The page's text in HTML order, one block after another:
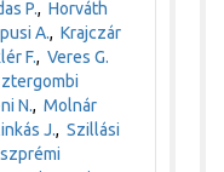
P.,Horváth
A.,Krajczár
F.,Veres G.
N.,Molnár
J.,Szillási